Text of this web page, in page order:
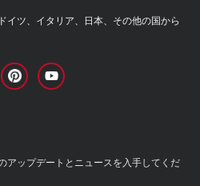
イツ、イタリア、日本、その他の国から
アップデートとニュースを入手してくだ